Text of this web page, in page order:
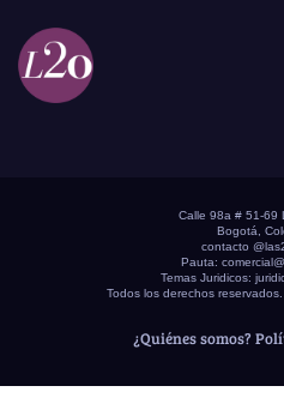
Calle 98a # 51-69
Bogotá,
contacto
Pauta:
Temas Juridicos:
Todos los derechos
¿Quiénes somos?